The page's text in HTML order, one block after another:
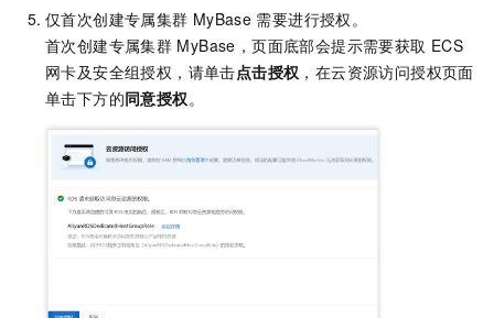
仅首次创建专属集群 MyBase 需要进行授权。
首次创建专属集群 MyBase ，页面底部会提示需要获取 ECS
网卡及安全组授权，请单击点击授权 ，在云资源访问授权页面
单击下方的同意授权。